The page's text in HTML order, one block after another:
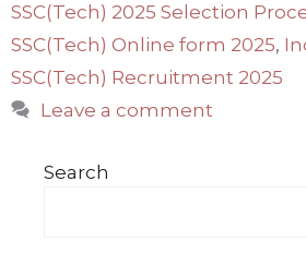
SSC(Tech) 2025 Selection
SSC(Tech) Online form 2025,
SSC(Tech) Recruitment 2025
Leave a comment
Search